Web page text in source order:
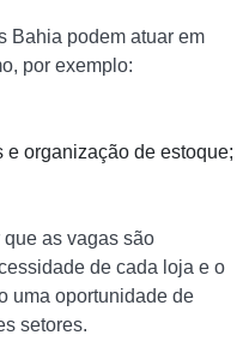
Bahia podem atuar em
por exemplo:
organização de estoque;
as vagas são
de cada loja e o
uma oportunidade de
setores.